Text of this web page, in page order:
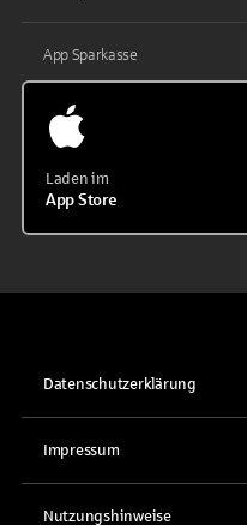
App Sparkasse
Laden im
App Store
Datenschutzerklärung
Impressum
Nutzungshinweise